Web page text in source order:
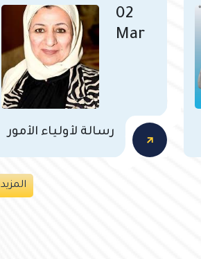
02
Mar
رسالة لأولياء الأمور
المزيد